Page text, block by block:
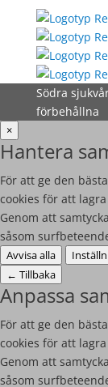
Södra
förbehållna
×
Hantera
För att ge den
cookies för att
Genom att
såsom
Avvisa alla
← Tillbaka
Anpassa
För att ge den
cookies för att
Genom att
såsom